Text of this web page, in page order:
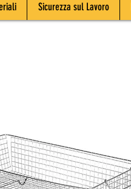
Sicurezza sul Lavoro